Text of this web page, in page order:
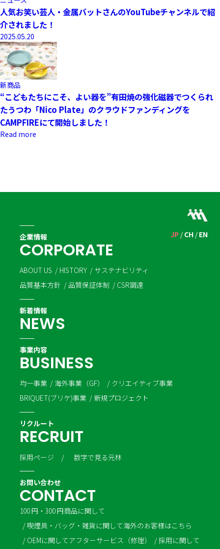
人気お笑い芸人・金属バットさんのYouTubeチャンネルで紹
介されました！
2025.05.20
新商品
“こどもたちにこそ、よい器を”有田焼の強化磁器でつくられ
たうつわ「Nico Plate」のクラウドファンディングを
CAMPFIREにて開始しました！
Read more
JP CH EN
企業情報
CORPORATE
ABOUT US HISTORY
サステナビリティ
品質基本方針
品質保証体制 CSR調達
新着情報
NEWS
事業内容
BUSINESS
均一事業 海外事業（GF）
クリエイティブ事業
BRIQUET(ブリケ)事業
新規プロジェクト
リクルート
RECRUIT
採用ページ 数字で見る元林
お問い合わせ
CONTACT
100 円・300 円商品に関して
喫煙具・バッグ・雑貨に関して海外のお客様はこちら
OEMに関してアフターサービス（修理）
採用に関して